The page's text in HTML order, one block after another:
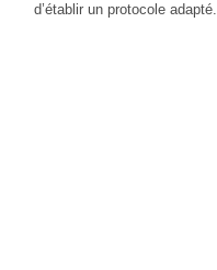
d’établir un protocole adapté.